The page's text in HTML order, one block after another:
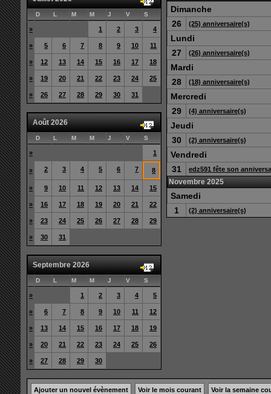
D L M M J V S
» 1 2 3 4
» 5 6 7 8 9 10 11
» 12 13 14 15 16 17 18
» 19 20 21 22 23 24 25
» 26 27 28 29 30 31
Août 2026
D L M M J V S
» 1
» 2 3 4 5 6 7 8
» 9 10 11 12 13 14 15
» 16 17 18 19 20 21 22
» 23 24 25 26 27 28 29
» 30 31
Septembre 2026
D L M M J V S
» 1 2 3 4 5
» 6 7 8 9 10 11 12
» 13 14 15 16 17 18 19
» 20 21 22 23 24 25 26
» 27 28 29 30
Dimanche
26
(25) anniversaire(s)
Lundi
27
(26) anniversaire(s)
Mardi
28
(18) anniversaire(s)
Mercredi
29
(4) anniversaire(s)
Jeudi
30
(2) anniversaire(s)
Vendredi
31
edz591 fête son
Novembre 2025
Samedi
1
(2) anniversaire(s)
Ajouter un nouvel évènement Voir le mois courant Voir la semaine